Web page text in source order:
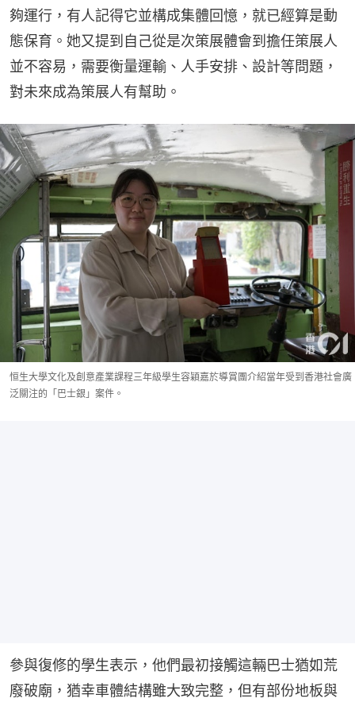
夠運行，有人記得它並構成集體回憶，就已經算是動
態保育。她又提到自己從是次策展體會到擔任策展人
並不容易，需要衡量運輸、人手安排、設計等問題，
對未來成為策展人有幫助。
恒生大學文化及創意產業課程三年級學生容穎嘉於導賞團介紹當年受到香港社會廣
泛關注的「巴士銀」案件。
參與復修的學生表示，他們最初接觸這輛巴士猶如荒
廢破廟，猶幸車體結構雖大致完整，但有部份地板與